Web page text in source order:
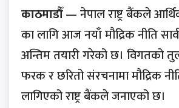
काठमाडौँ— नेपाल राष्ट्र बैंकले
का लागि आज नयाँ मौद्रिक नीति
अन्तिम तयारी गरेको छ। विगतको
फरक र छरितो संरचनामा मौद्रिक
लागिएको राष्ट्र बैंकले जनाएको छ।